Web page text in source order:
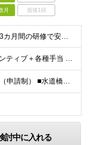
月 面接1回
◇学歴不問・未経験歓迎 ◇3カ月間の研修で安心スタート！ ◇営業/IT業界経験者はより歓迎 【こんな方を歓迎します】 ・IT業界で営業に挑戦したい方 ・チームで協力しながら働きたい方 ・ガツガツしす
◇月給23万円以上＋インセンティブ＋各種手当 ・残業代と交通費は別途支給 ・退職金や住宅手当など…福利厚生も充実！ 【経験者は経験・スキルに応じて優遇します】 月給25万円以上＋インセンティブ賞与2
◇転勤なし ◇リモートあり（申請制） ■水道橋オフィス／東京都千代田区神田三崎町3-5-9 天翔オフィス水道橋7F ※敷地内全面禁煙
討中に入れる